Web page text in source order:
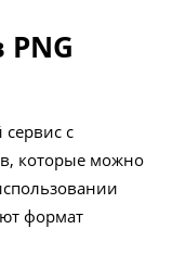
PNG
с
которые можно
формат